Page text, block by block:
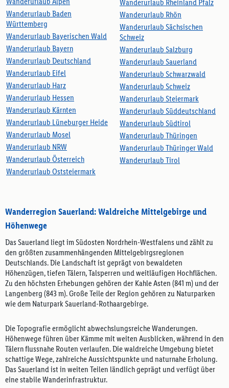
Wanderurlaub Baden
Württemberg
Wanderurlaub Bayerischen Wald
Wanderurlaub Bayern
Wanderurlaub Deutschland
Wanderurlaub Eifel
Wanderurlaub Harz
Wanderurlaub Hessen
Wanderurlaub Kärnten
Wanderurlaub Lüneburger Heide
Wanderurlaub Mosel
Wanderurlaub NRW
Wanderurlaub Österreich
Wanderurlaub Oststeiermark
Wanderurlaub Rheinland Pfalz
Wanderurlaub Rhön
Wanderurlaub Sächsischen
Schweiz
Wanderurlaub Salzburg
Wanderurlaub Sauerland
Wanderurlaub Schwarzwald
Wanderurlaub Schweiz
Wanderurlaub Steiermark
Wanderurlaub Süddeutschland
Wanderurlaub Südtirol
Wanderurlaub Thüringen
Wanderurlaub Thüringer Wald
Wanderurlaub Tirol
Wanderregion Sauerland: Waldreiche Mittelgebirge und
Höhenwege
Das Sauerland liegt im Südosten Nordrhein-Westfalens und zählt zu
den größten zusammenhängenden Mittelgebirgsregionen
Deutschlands. Die Landschaft ist geprägt von bewaldeten
Höhenzügen, tiefen Tälern, Talsperren und weitläufigen Hochflächen.
Zu den höchsten Erhebungen gehören der Kahle Asten (841 m) und der
Langenberg (843 m). Große Teile der Region gehören zu Naturparken
wie dem Naturpark Sauerland-Rothaargebirge.
Die Topografie ermöglicht abwechslungsreiche Wanderungen.
Höhenwege führen über Kämme mit weiten Ausblicken, während in den
Tälern flussnahe Routen verlaufen. Die waldreiche Umgebung bietet
schattige Wege, zahlreiche Aussichtspunkte und naturnahe Erholung.
Das Sauerland ist in weiten Teilen ländlich geprägt und verfügt über
eine stabile Wanderinfrastruktur.